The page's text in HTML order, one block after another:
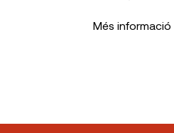
Més informació